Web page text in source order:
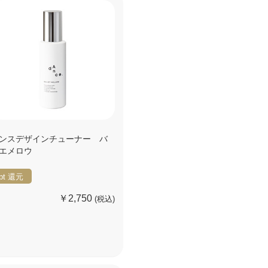
スデザインチューナー バ
メロウ
還元
￥2,750 (税込)